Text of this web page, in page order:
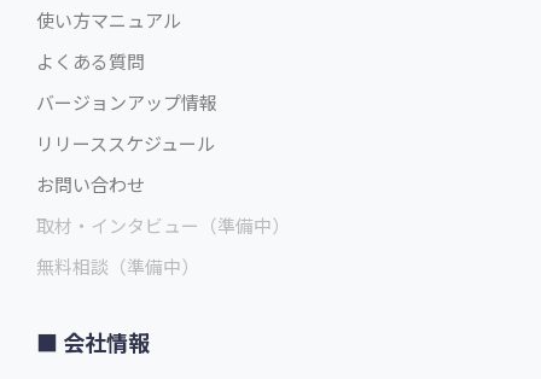
使い方マニュアル
よくある質問
バージョンアップ情報
リリーススケジュール
お問い合わせ
取材・インタビュー（準備中）
無料相談（準備中）
会社情報